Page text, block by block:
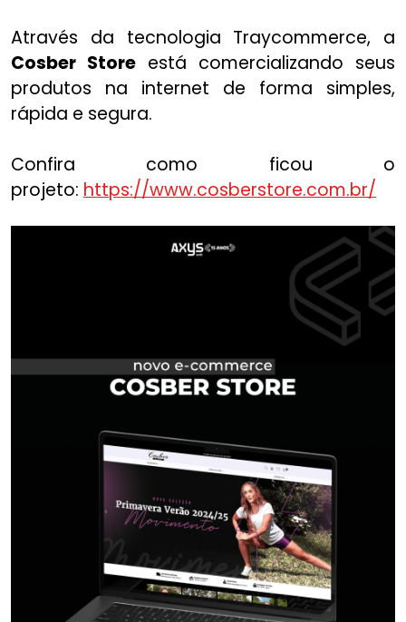
Através da tecnologia Traycommerce, a
Cosber Store está comercializando seus
produtos na internet de forma simples,
rápida e segura.
Confira como ficou o
projeto: https://www.cosberstore.com.br/